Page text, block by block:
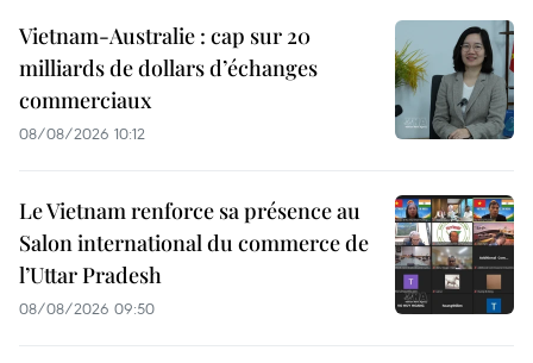
Vietnam-Australie : cap sur 20
milliards de dollars d’échanges
commerciaux
08/08/2026 10:12
Le Vietnam renforce sa présence au
Salon international du commerce de
l’Uttar Pradesh
08/08/2026 09:50